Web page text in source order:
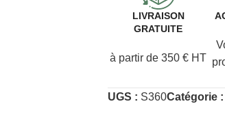
LIVRAISON
GRATUITE
à partir de 350 € HT
UGS : S360Catégorie :